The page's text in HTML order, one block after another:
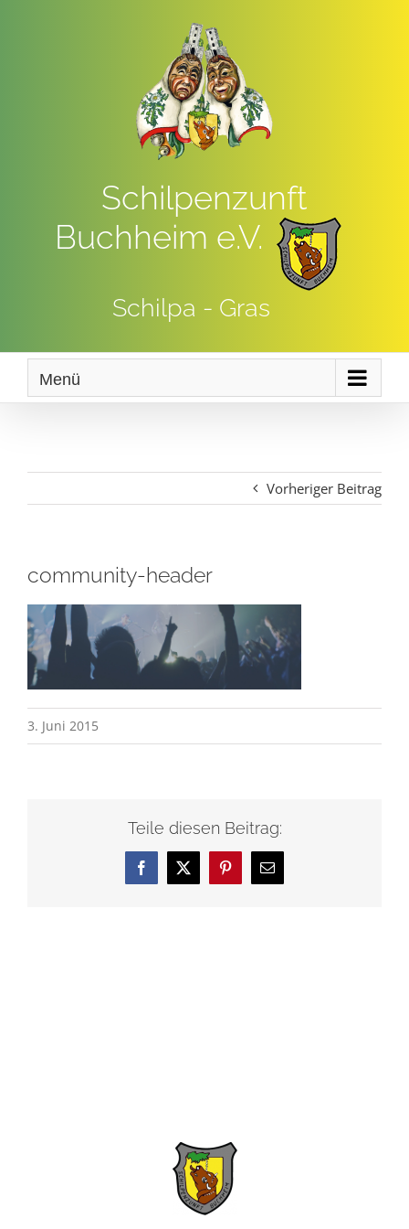
Schilpenzunft
Buchheim e.V.
Schilpa - Gras
Menü
Vorheriger Beitrag
community-header
3. Juni 2015
Teile diesen Beitrag:
Facebook
X Pinterest
E-
Mail